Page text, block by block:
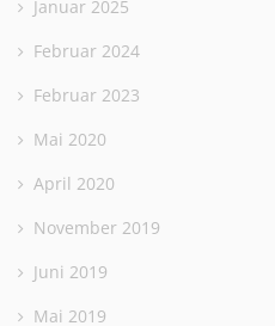
Januar 2025
Februar 2024
Februar 2023
Mai 2020
April 2020
November 2019
Juni 2019
Mai 2019